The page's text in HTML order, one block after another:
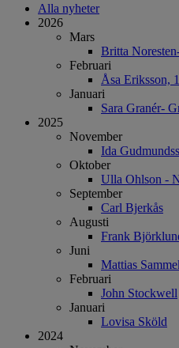
Alla nyheter
2026
Mars
Britta
Februari
Åsa Eriksson,
Januari
Sara Granér-
2025
November
Ida
Oktober
Ulla Ohlson -
September
Carl Bjerkås
Augusti
Frank
Juni
Mattias
Februari
John Stockwell
Januari
Lovisa Sköld
2024